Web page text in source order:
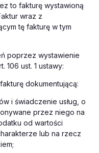
to fakturę wystawioną
wraz z
tę fakturę w tym
poprzez wystawienie
106 ust. 1 ustawy:
dokumentującą:
i świadczenie usług, o
przez niego na
od wartości
lub na rzecz